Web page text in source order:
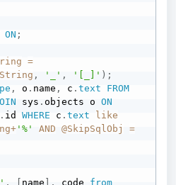
ON ;
=
, '_' , '[_]' ) ;
, o . name , c .text
FROM
sys .objects o ON
. id WHERE c .text
like
+ '%' AND @SkipSqlObj
=
, [ name ] , code from